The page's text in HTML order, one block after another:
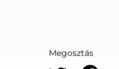
Megosztás